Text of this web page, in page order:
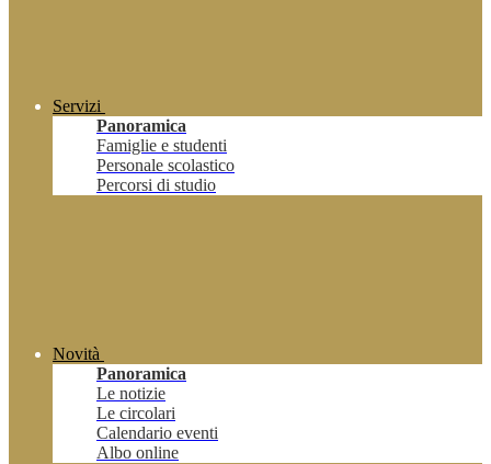
Servizi
Panoramica
Famiglie e studenti
Personale scolastico
Percorsi di studio
Novità
Panoramica
Le notizie
Le circolari
Calendario eventi
Albo online